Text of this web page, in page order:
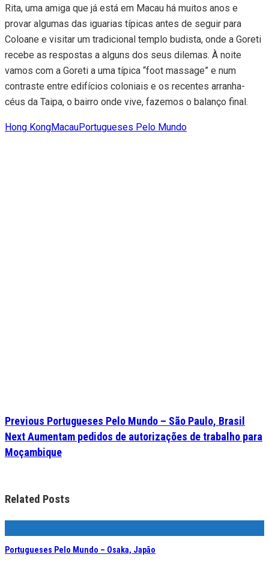
Rita, uma amiga que já está em Macau há muitos anos e
provar algumas das iguarias típicas antes de seguir para
Coloane e visitar um tradicional templo budista, onde a Goreti
recebe as respostas a alguns dos seus dilemas. À noite
vamos com a Goreti a uma típica “foot massage” e num
contraste entre edifícios coloniais e os recentes arranha-
céus da Taipa, o bairro onde vive, fazemos o balanço final.
Hong KongMacauPortugueses Pelo Mundo
Previous Portugueses Pelo Mundo – São Paulo, Brasil
NextAumentam pedidos de autorizações de trabalho para
Moçambique
Related Posts
Portugueses Pelo Mundo – Osaka, Japão